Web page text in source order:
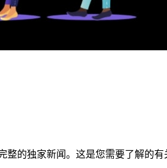
的独家新闻。这是您需要了解的有